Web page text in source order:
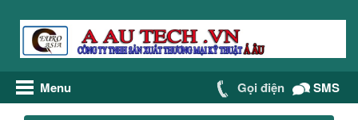
Menu Gọi điện SMS